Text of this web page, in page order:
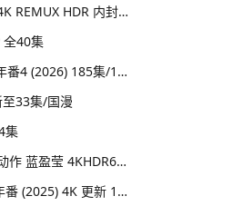
【原盘】妖猫传 (2017) 4K REMUX HDR 内封简英双语字幕
全40集
凡人修仙传：幕兰之战‎ 年番4 (2026) 185集/1080P
33集/国漫
集
兵自风中来 (2026)剧情 动作 蓝盈莹 4KHDR60FPS 更新20集
斗罗大陆 2：绝世唐门 年番 (2025) 4K 更新 164集/国漫